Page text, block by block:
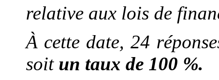
relative aux lois de
À cette date, 24
soit un taux de 100 %.